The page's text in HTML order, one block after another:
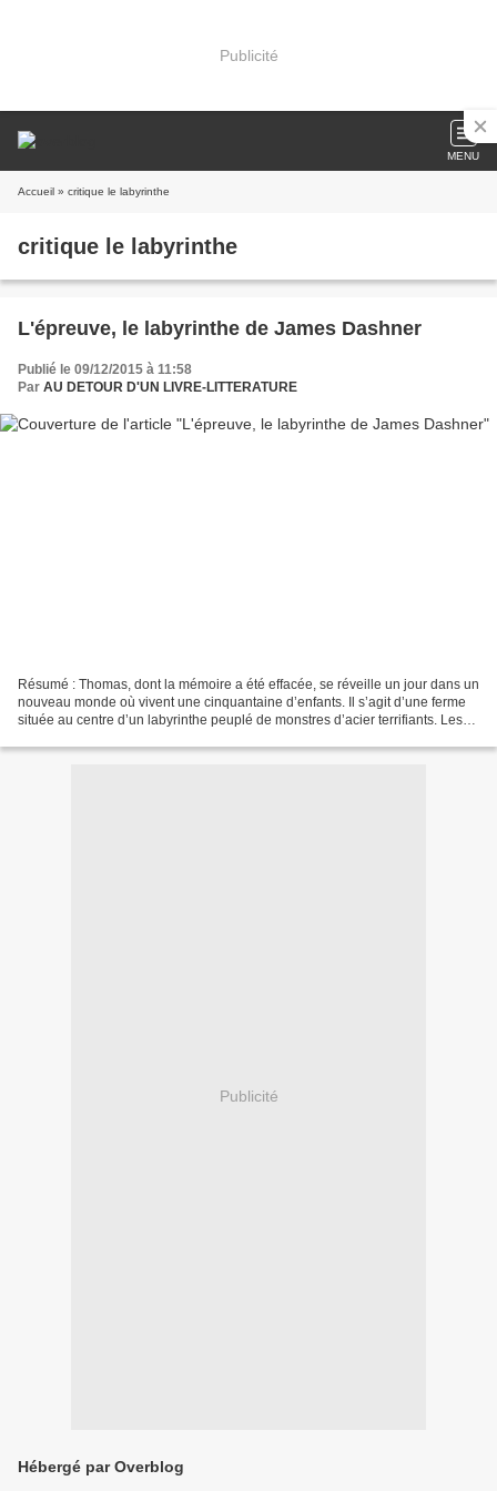
Publicité
MENU
Accueil » critique le labyrinthe
critique le labyrinthe
L'épreuve, le labyrinthe de James Dashner
Publié le 09/12/2015 à 11:58
Par AU DETOUR D'UN LIVRE-LITTERATURE
Résumé : Thomas, dont la mémoire a été effacée, se réveille un jour dans un
nouveau monde où vivent une cinquantaine d’enfants. Il s’agit d’une ferme
située au centre d’un labyrinthe peuplé de monstres d’acier terrifiants. Les
Publicité
Hébergé par Overblog